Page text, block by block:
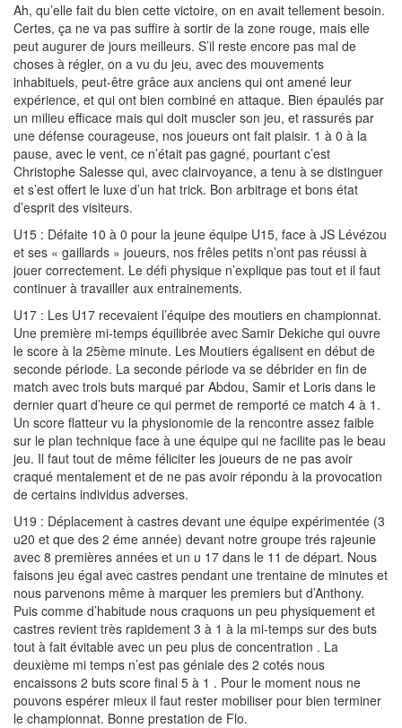
Ah, qu’elle fait du bien cette victoire, on en avait tellement besoin.
Certes, ça ne va pas suffire à sortir de la zone rouge, mais elle
peut augurer de jours meilleurs. S’il reste encore pas mal de
choses à régler, on a vu du jeu, avec des mouvements
inhabituels, peut-être grâce aux anciens qui ont amené leur
expérience, et qui ont bien combiné en attaque. Bien épaulés par
un milieu efficace mais qui doit muscler son jeu, et rassurés par
une défense courageuse, nos joueurs ont fait plaisir. 1 à 0 à la
pause, avec le vent, ce n’était pas gagné, pourtant c’est
Christophe Salesse qui, avec clairvoyance, a tenu à se distinguer
et s’est offert le luxe d’un hat trick. Bon arbitrage et bons état
d’esprit des visiteurs.
U15 : Défaite 10 à 0 pour la jeune équipe U15, face à JS Lévézou
et ses « gaillards » joueurs, nos frêles petits n’ont pas réussi à
jouer correctement. Le défi physique n’explique pas tout et il faut
continuer à travailler aux entrainements.
U17 : Les U17 recevaient l’équipe des moutiers en championnat.
Une première mi-temps équilibrée avec Samir Dekiche qui ouvre
le score à la 25ème minute. Les Moutiers égalisent en début de
seconde période. La seconde période va se débrider en fin de
match avec trois buts marqué par Abdou, Samir et Loris dans le
dernier quart d’heure ce qui permet de remporté ce match 4 à 1.
Un score flatteur vu la physionomie de la rencontre assez faible
sur le plan technique face à une équipe qui ne facilite pas le beau
jeu. Il faut tout de même féliciter les joueurs de ne pas avoir
craqué mentalement et de ne pas avoir répondu à la provocation
de certains individus adverses.
U19 : Déplacement à castres devant une équipe expérimentée (3
u20 et que des 2 éme année) devant notre groupe trés rajeunie
avec 8 premières années et un u 17 dans le 11 de départ. Nous
faisons jeu égal avec castres pendant une trentaine de minutes et
nous parvenons même à marquer les premiers but d’Anthony.
Puis comme d’habitude nous craquons un peu physiquement et
castres revient très rapidement 3 à 1 à la mi-temps sur des buts
tout à fait évitable avec un peu plus de concentration . La
deuxième mi temps n’est pas géniale des 2 cotés nous
encaissons 2 buts score final 5 à 1 . Pour le moment nous ne
pouvons espérer mieux il faut rester mobiliser pour bien terminer
le championnat. Bonne prestation de Flo.